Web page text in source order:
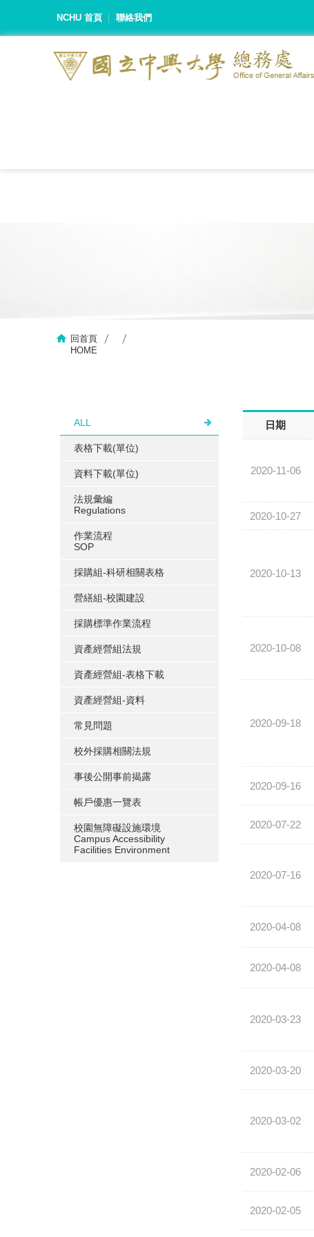
NCHU 首頁 聯絡我們
回首頁
HOME
ALL
表格下載(單位)
資料下載(單位)
法規彙編
Regulations
作業流程
SOP
採購組-科研相關表格
營繕組-校園建設
採購標準作業流程
資產經營組法規
資產經營組-表格下載
資產經營組-資料
常見問題
校外採購相關法規
事後公開事前揭露
帳戶優惠一覽表
校園無障礙設施環境
Campus Accessibility
Facilities Environment
日期
2020-11-06
2020-10-27
2020-10-13
2020-10-08
2020-09-18
2020-09-16
2020-07-22
2020-07-16
2020-04-08
2020-04-08
2020-03-23
2020-03-20
2020-03-02
2020-02-06
2020-02-05